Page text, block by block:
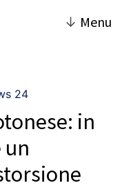
↓ Menu
24
in
un